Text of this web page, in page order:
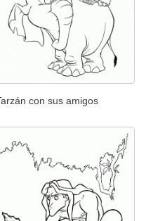
con sus amigos